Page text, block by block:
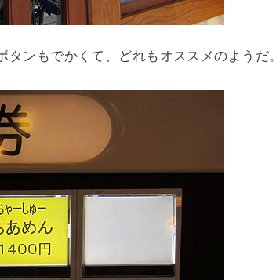
ンもでかくて、どれもオススメのようだ。